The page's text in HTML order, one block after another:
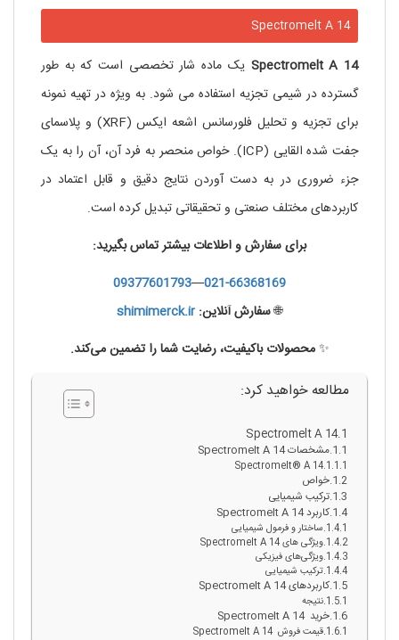
Spectromelt A 14
Spectromelt A 14 یک ماده شار تخصصی است که به طور
گسترده در شیمی تجزیه استفاده می شود. به ویژه در تهیه نمونه
برای تجزیه و تحلیل فلورسانس اشعه ایکس (XRF) و پلاسمای
جفت شده القایی (ICP). خواص منحصر به فرد آن، آن را به یک
جزء ضروری در به دست آوردن نتایج دقیق و قابل اعتماد در
کاربردهای مختلف صنعتی و تحقیقاتی تبدیل کرده است.
برای سفارش و اطلاعات بیشتر تماس بگیرید:
021-66368169
—
09377601793
🌐سفارش آنلاین: shimimerck.ir
✨محصولات باکیفیت، رضایت شما را تضمین می‌کند.
مطالعه خواهید کرد:
Spectromelt A 14
مشخصات Spectromelt A 14
Spectromelt® A 14
خواص
ترکیب شیمیایی
کاربرد Spectromelt A 14
ساختار و فرمول شیمیایی
ویژگی های Spectromelt A 14
ویژگی‌های فیزیکی
ترکیب شیمیایی
کاربردهای Spectromelt A 14
نتیجه
خرید Spectromelt A 14
قیمت فروش Spectromelt A 14